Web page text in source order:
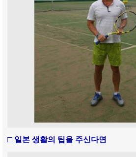
□ 일본 생활의 팁을 주신다면